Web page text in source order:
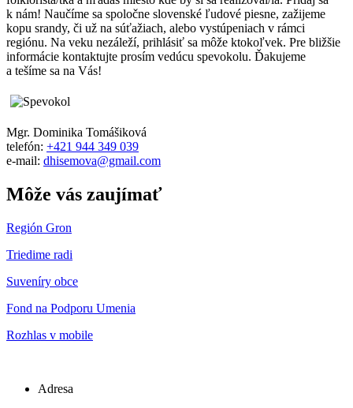
k nám! Naučíme sa spoločne slovenské ľudové piesne, zažijeme
kopu srandy, či už na súťažiach, alebo vystúpeniach v rámci
regiónu. Na veku nezáleží, prihlásiť sa môže ktokoľvek. Pre bližšie
informácie kontaktujte prosím vedúcu spevokolu. Ďakujeme
a tešíme sa na Vás!
Mgr. Dominika Tomášiková
telefón: +421 944 349 039
e-mail: dhisemova@gmail.com
Môže vás zaujímať
Región Gron
Triedime radi
Suveníry obce
Fond na Podporu Umenia
Rozhlas v mobile
Adresa